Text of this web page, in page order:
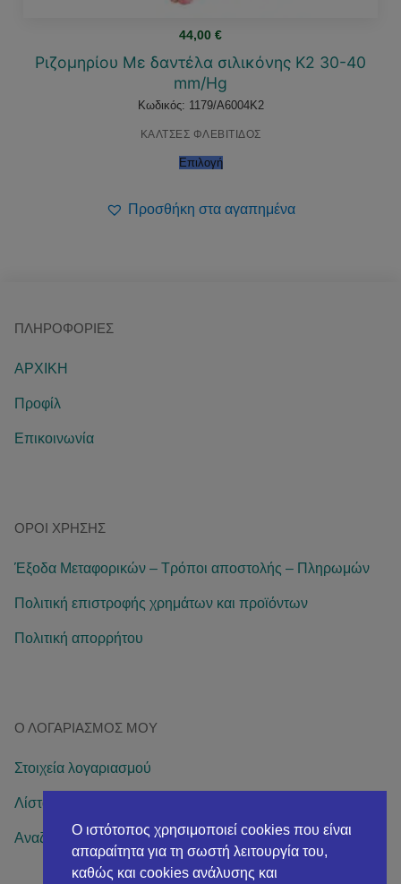
44,00 €
Ριζομηρίου Με δαντέλα σιλικόνης Κ2 30-40
mm/Hg
Κωδικός: 1179/A6004K2
ΚΑΛΤΣΕΣ ΦΛΕΒΙΤΙΔΟΣ
Επιλογή
Προσθήκη στα αγαπημένα
ΠΛΗΡΟΦΟΡΊΕΣ
ΑΡΧΙΚΗ
Προφίλ
Επικοινωνία
ΌΡΟΙ ΧΡΉΣΗΣ
Έξοδα Μεταφορικών – Τρόποι αποστολής – Πληρωμών
Πολιτική επιστροφής χρημάτων και προϊόντων
Πολιτική απορρήτου
Ο ΛΟΓΑΡΙΑΣΜΌΣ ΜΟΥ
Στοιχεία λογαριασμού
Λίστα επιθυμιών
Αναζήτηση παραγγελίας
Ο ιστότοπος χρησιμοποιεί cookies που είναι
απαραίτητα για τη σωστή λειτουργία του,
καθώς και cookies ανάλυσης και